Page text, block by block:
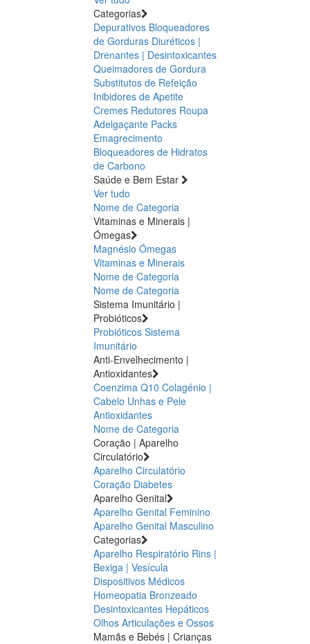
Categorias
Depurativos Bloqueadores
de Gorduras Diuréticos |
Drenantes | Desintoxicantes
Queimadores de Gordura
Substitutos de Refeição
Inibidores de Apetite
Cremes Redutores Roupa
Adelgaçante Packs
Emagrecimento
Bloqueadores de Hidratos
de Carbono
Saúde e Bem Estar
Ver tudo
Nome de Categoria
Vitaminas e Minerais |
Ómegas
Magnésio Ómegas
Vitaminas e Minerais
Nome de Categoria
Nome de Categoria
Sistema Imunitário |
Probióticos
Probióticos Sistema
Imunitário
Anti-Envelhecimento |
Antioxidantes
Coenzima Q10 Colagénio |
Cabelo Unhas e Pele
Antioxidantes
Nome de Categoria
Coração | Aparelho
Circulatório
Aparelho Circulatório
Coração Diabetes
Aparelho Genital
Aparelho Genital Feminino
Aparelho Genital Masculino
Categorias
Aparelho Respiratório Rins |
Bexiga | Vesícula
Dispositivos Médicos
Homeopatia Bronzeado
Desintoxicantes Hepáticos
Olhos Articulações e Ossos
Mamãs e Bebés | Crianças